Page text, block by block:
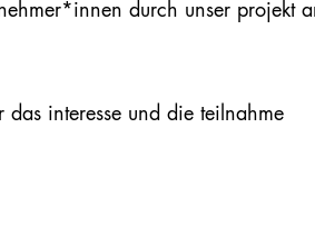
durch unser projekt
das interesse und die teilnahme